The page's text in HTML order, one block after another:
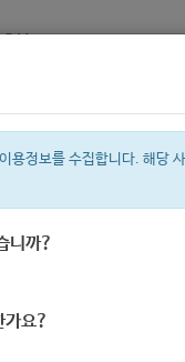
복지
용정보를 수집합니다. 해당
니까?
가요?